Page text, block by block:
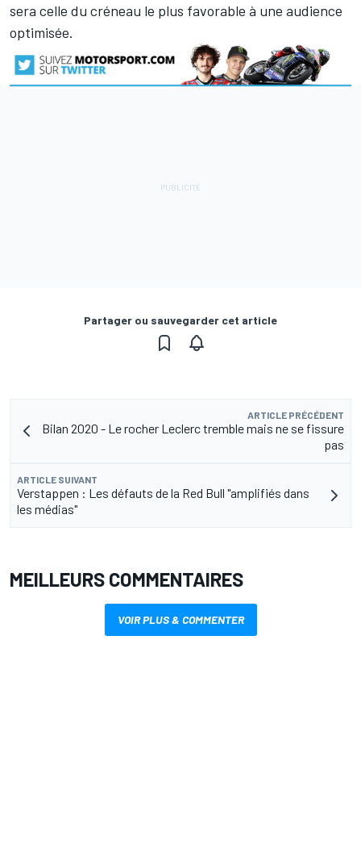
sera celle du créneau le plus favorable à une audience
optimisée.
Partager ou sauvegarder cet article
ARTICLE PRÉCÉDENT
Bilan 2020 - Le rocher Leclerc tremble mais ne se fissure
pas
ARTICLE SUIVANT
Verstappen : Les défauts de la Red Bull "amplifiés dans
les médias"
MEILLEURS COMMENTAIRES
VOIR PLUS & COMMENTER